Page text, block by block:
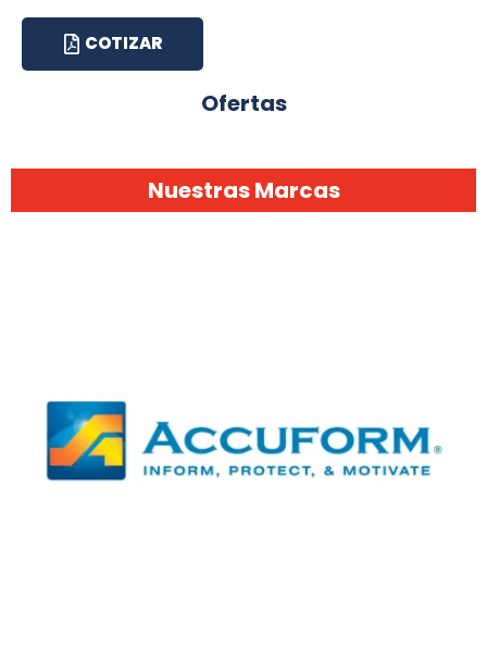
COTIZAR
Ofertas
Nuestras Marcas